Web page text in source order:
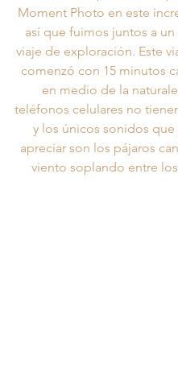
Moment Photo en este
así que fuimos juntos a
viaje de exploración. Este
comenzó con 15 minutos
en medio de la
teléfonos celulares no
y los únicos sonidos que
apreciar son los pájaros
viento soplando entre